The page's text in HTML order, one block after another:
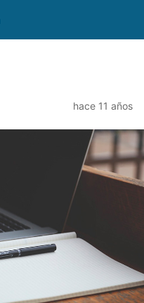
hace 11 años